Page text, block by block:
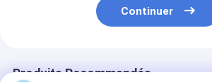
Continuer
Produits Recommandés